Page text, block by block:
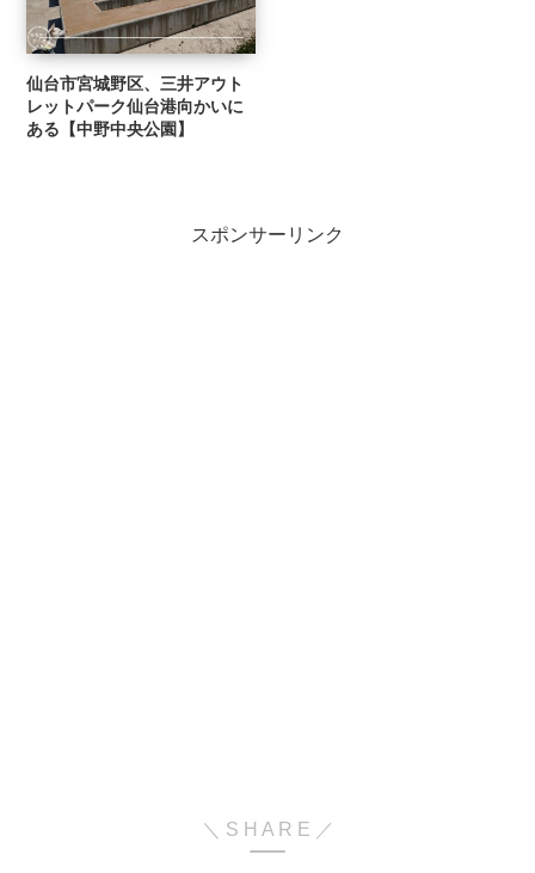
仙台市宮城野区、三井アウト
レットパーク仙台港向かいに
ある【中野中央公園】
スポンサーリンク
＼ S H A R E ／